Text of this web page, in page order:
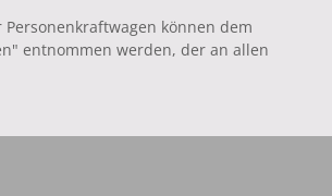
können dem
entnommen werden, der an allen